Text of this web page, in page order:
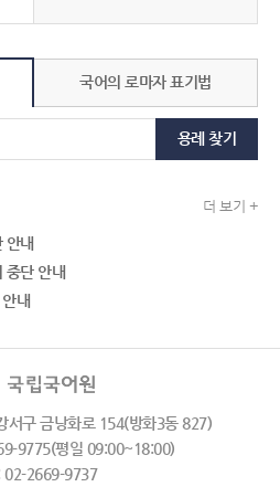
국어의 로마자 표기법
용례 찾기
더 보기 +
안내
중단 안내
내
서구 금낭화로 154(방화3동 827)
9775(평일 09:00~18:00)
02-2669-9737